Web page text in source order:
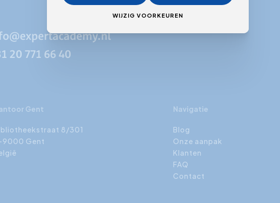
20 771 66 40
Gent
8/301
9000 Gent
Navigatie
Blog
Onze aanpak
Klanten
FAQ
Contact
WIJZIG VOORKEUREN